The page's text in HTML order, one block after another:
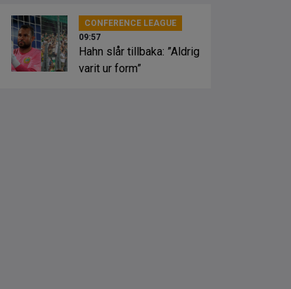
CONFERENCE LEAGUE
09:57
Hahn slår tillbaka: ”Aldrig
varit ur form”